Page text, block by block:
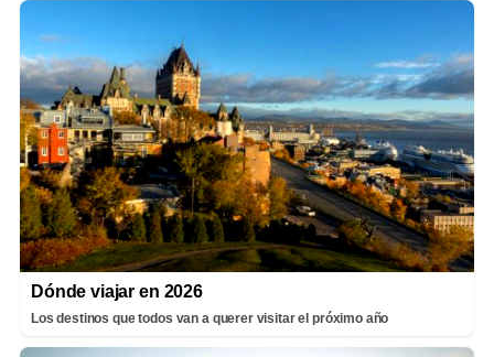
Dónde viajar en 2026
Los destinos que todos van a querer visitar el próximo año